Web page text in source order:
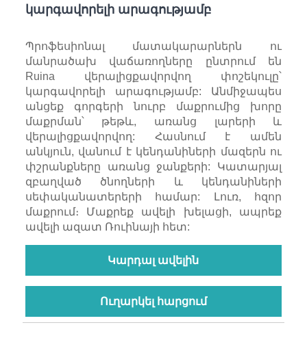
կարգավորելի արագությամբ
Պրոֆեսիոնալ մատակարարներն ու
մանրածախ վաճառողները ընտրում են
Ruina վերալիցքավորվող փոշեկուլը՝
կարգավորելի արագությամբ: Անմիջապես
անցեք գորգերի նուրբ մաքրումից խորը
մաքրման՝ թեթև, առանց լարերի և
վերալիցքավորվող: Հասնում է ամեն
անկյուն, վանում է կենդանիների մազերն ու
փշրանքները առանց ջանքերի: Կատարյալ
զբաղված ծնողների և կենդանիների
սեփականատերերի համար: Լուռ, հզոր
մաքրում։ Մաքրեք ավելի խելացի, ապրեք
ավելի ազատ Ռուինայի հետ:
Կարդալ ավելին
Ուղարկել հարցում